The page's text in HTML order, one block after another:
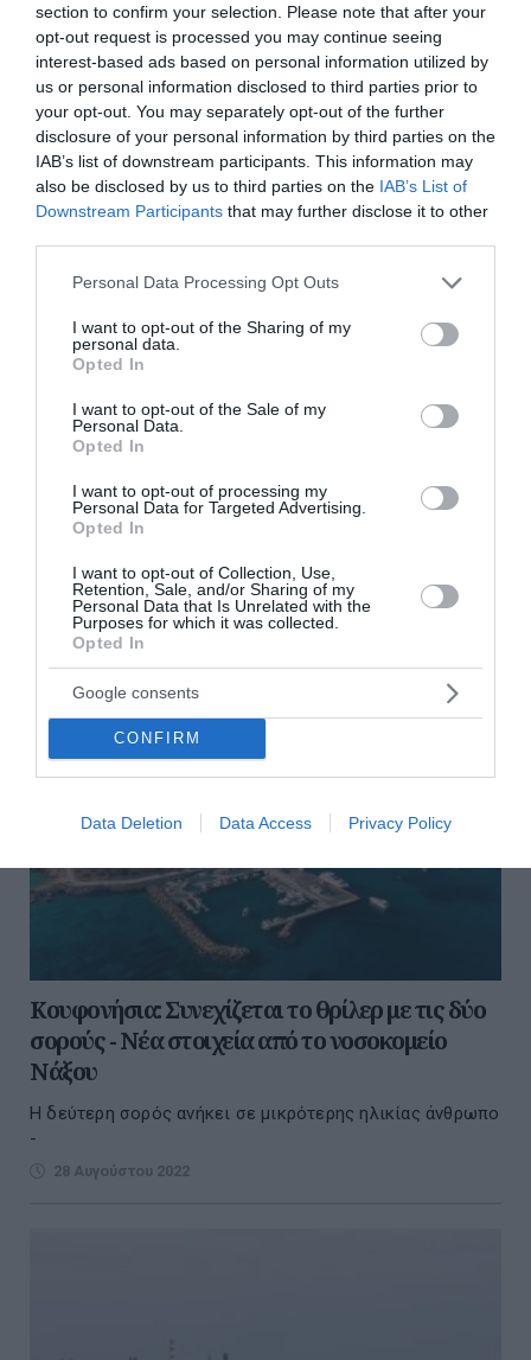
section to confirm your selection. Please note that after your
opt-out request is processed you may continue seeing
interest-based ads based on personal information utilized by
us or personal information disclosed to third parties prior to
your opt-out. You may separately opt-out of the further
disclosure of your personal information by third parties on the
IAB’s list of downstream participants. This information may
also be disclosed by us to third parties on the IAB’s List of
Downstream Participants that may further disclose it to other
Please note that this website/app uses one or more Google
not limited to your visit or usage behaviour. You may click to
grant or deny consent to Google and its third-party tags to
use your data for below specified purposes in below Google
consent section.
Personal Data Processing Opt Outs
I want to opt-out of the Sharing of my
personal data.
Opted In
I want to opt-out of the Sale of my
Personal Data.
Opted In
I want to opt-out of processing my
Personal Data for Targeted Advertising.
Opted In
I want to opt-out of Collection, Use,
Retention, Sale, and/or Sharing of my
Personal Data that Is Unrelated with the
Purposes for which it was collected.
Opted In
Google consents
CONFIRM
Data Deletion Data Access Privacy Policy
Τραγωδία στα Τέμπη: Έχουν ταυτοποιηθεί
όλες οι σοροί, εκτός ενός άνδρα (Video)
για τις ταυτοποιήσεις των νεκρών του σιδηροδρομικού
δυστυχήματος στα Τέμπη.
Κουφονήσια: Συνεχίζεται το θρίλερ με τις δύο
σορούς - Νέα στοιχεία από το νοσοκομείο
Νάξου
Η δεύτερη σορός ανήκει σε μικρότερης ηλικίας άνθρωπο
-
28 Αυγούστου 2022